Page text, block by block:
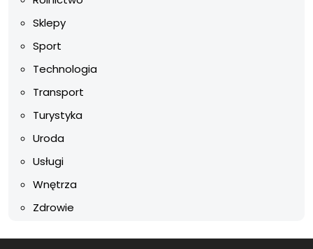
Sklepy
Sport
Technologia
Transport
Turystyka
Uroda
Usługi
Wnętrza
Zdrowie